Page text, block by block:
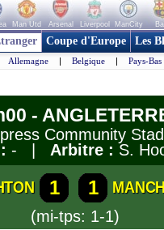
Man Utd Arsenal Liverpool ManCity
Coupe d'Europe Les
Allemagne | Belgique | Pays-Bas
-
Community
- | Arbitre : S.
1 1
(mi-tps: 1-1)